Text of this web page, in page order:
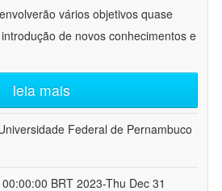
vários objetivos quase
de novos conhecimentos e
leia mais
Federal de Pernambuco
BRT 2023-Thu Dec 31